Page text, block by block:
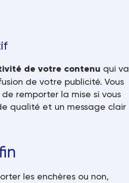
de votre contenu qui va
de votre publicité. Vous
remporter la mise si vous
qualité et un message clair
les enchères ou non,